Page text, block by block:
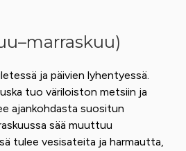
ja päivien lyhentyessä.
tuo väriloiston metsiin ja
ajankohdasta suositun
sää muuttuu
tulee vesisateita ja harmautta,